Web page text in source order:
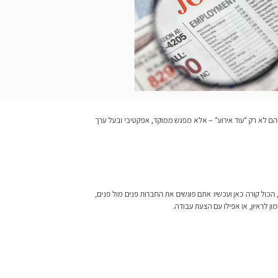
לא רק “עוד אירוע” – אלא מפגש ממוקד, אפקטיבי ובעל ערך
קורה כאן ועכשיו: אתם פוגשים את החברות פנים מול פנים,
לראיון, או אפילו עם הצעת עבודה.